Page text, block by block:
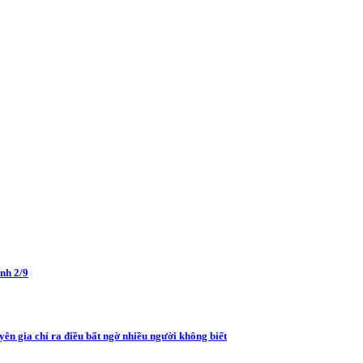
2/9
gia chỉ ra điều bất ngờ nhiều người không biết